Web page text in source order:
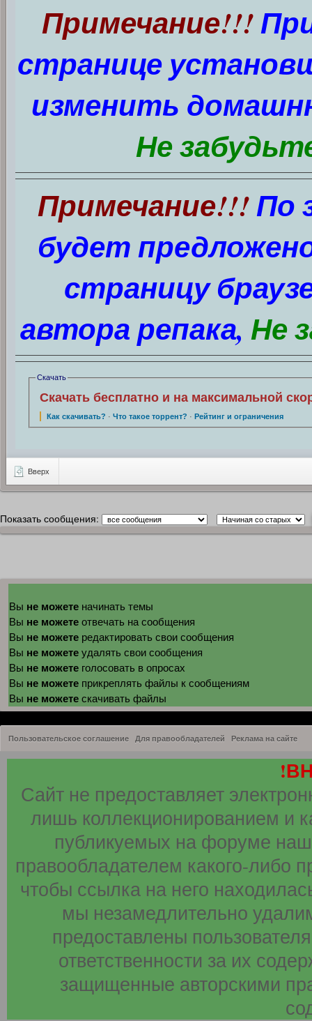
Примечание!!!
странице
изменить
Не
Примечание!!!По
будет
страницу
автора репака, Не
Скачать
Скачать бесплатно и на максимальной
Как скачивать? ·Что такое торрент? ·Рейтинг и ограничения
Вверх
Показать сообщения:
Вы не можете начинать темы
Вы не можете отвечать на сообщения
Вы не можете редактировать свои сообщения
Вы не можете удалять свои сообщения
Вы не можете голосовать в опросах
Вы не можете прикреплять файлы к сообщениям
Вы не можете скачивать файлы
Пользовательское соглашение Для правообладателей Реклама на сайте
Сайт не предоставляет
лишь коллекционированием и
публикуемых на форуме
правообладателем какого-либо
чтобы ссылка на него
мы незамедлительно
предоставлены
ответственности за их
защищенные авторскими